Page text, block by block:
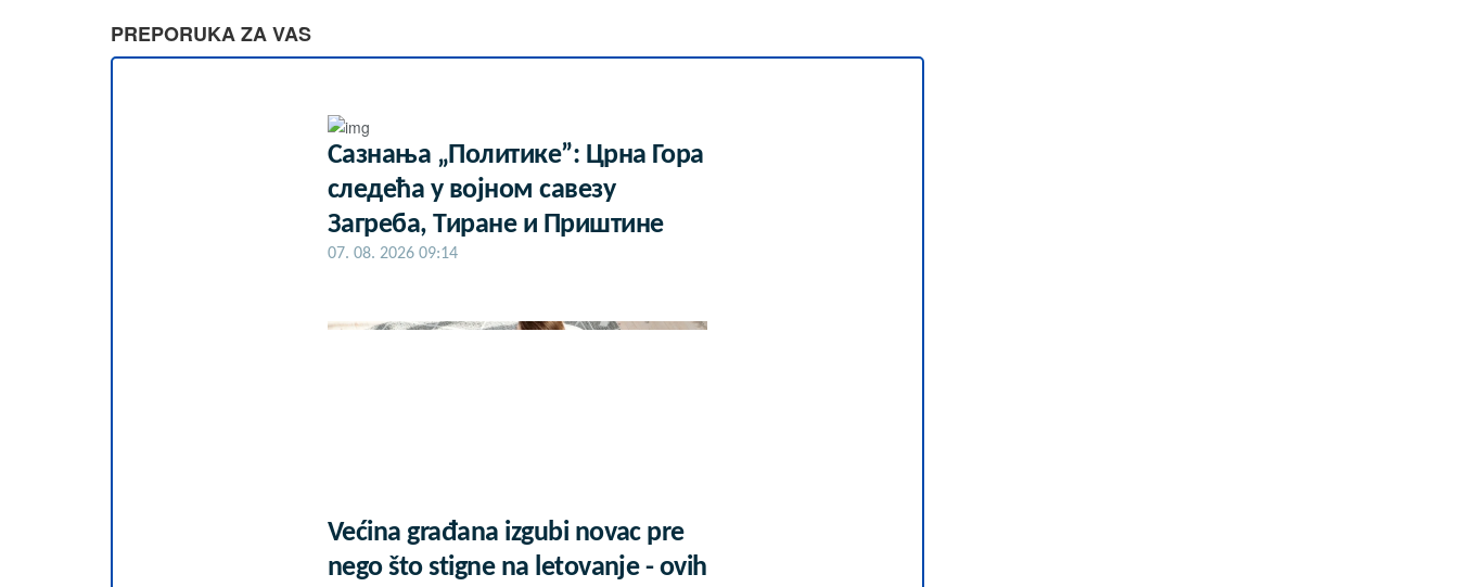
PREPORUKA ZA VAS
Сазнања „Политике”: Црна Гора
следећа у војном савезу
Загреба, Тиране и Приштине
07. 08. 2026 09:14
Većina građana izgubi novac pre
nego što stigne na letovanje - ovih